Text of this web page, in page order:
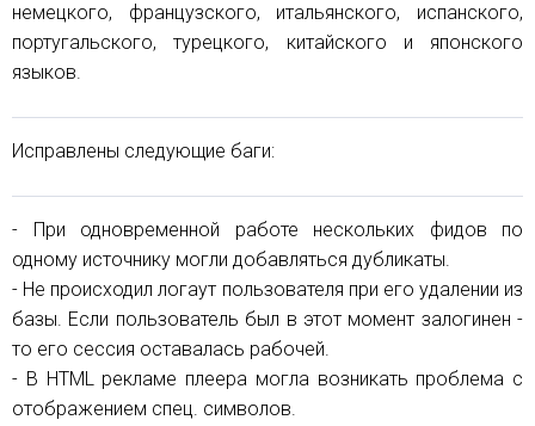
немецкого, французского, итальянского, испанского,
португальского, турецкого, китайского и японского
языков.
Исправлены следующие баги:
- При одновременной работе нескольких фидов по
одному источнику могли добавляться дубликаты.
- Не происходил логаут пользователя при его удалении из
базы. Если пользователь был в этот момент залогинен -
то его сессия оставалась рабочей.
- В HTML рекламе плеера могла возникать проблема с
отображением спец. символов.